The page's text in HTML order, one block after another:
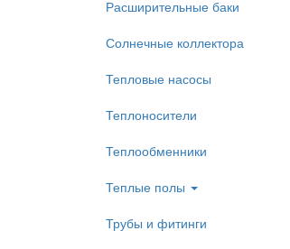
Расширительные баки
Солнечные коллектора
Тепловые насосы
Теплоносители
Теплообменники
Теплые полы
Трубы и фитинги